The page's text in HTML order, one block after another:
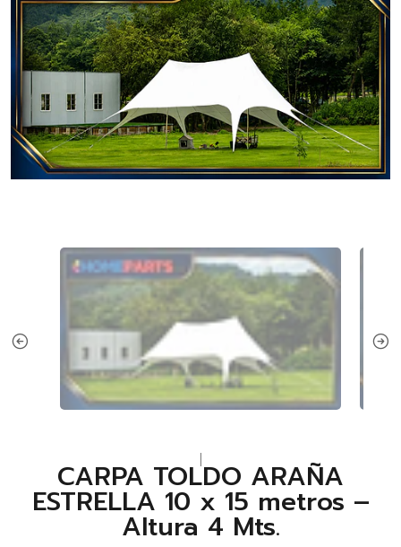
CARPA TOLDO ARAÑA
ESTRELLA 10 x 15 metros –
Altura 4 Mts.